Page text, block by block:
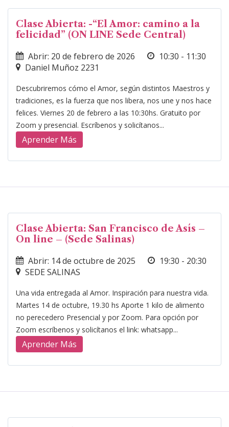
Clase Abierta: -“El Amor: camino a la
felicidad” (ON LINE Sede Central)
Abrir: 20 de febrero de 2026
10:30 - 11:30
Daniel Muñoz 2231
Descubriremos cómo el Amor, según distintos Maestros y
tradiciones, es la fuerza que nos libera, nos une y nos hace
felices. Viernes 20 de febrero a las 10:30hs. Gratuito por
Zoom y presencial. Escríbenos y solicítanos...
Aprender Más
Clase Abierta: San Francisco de Asís –
On line – (Sede Salinas)
Abrir: 14 de octubre de 2025
19:30 - 20:30
SEDE SALINAS
Una vida entregada al Amor. Inspiración para nuestra vida.
Martes 14 de octubre, 19.30 hs Aporte 1 kilo de alimento
no perecedero Presencial y por Zoom. Para opción por
Zoom escríbenos y solicítanos el link: whatsapp...
Aprender Más